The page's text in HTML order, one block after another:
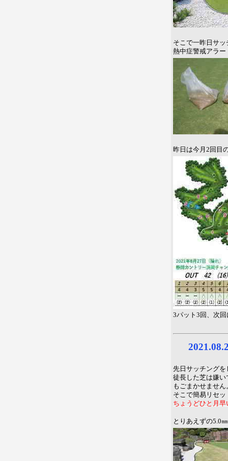
そこで一昨日サ
熱中症警戒アラー
昨日は今月2回目
3パット3回、次
先日サッチング
徒長した芝は嫌
もごまかせません
そこで簡易リセ
ちょうどひと月
とりあえずの5.0